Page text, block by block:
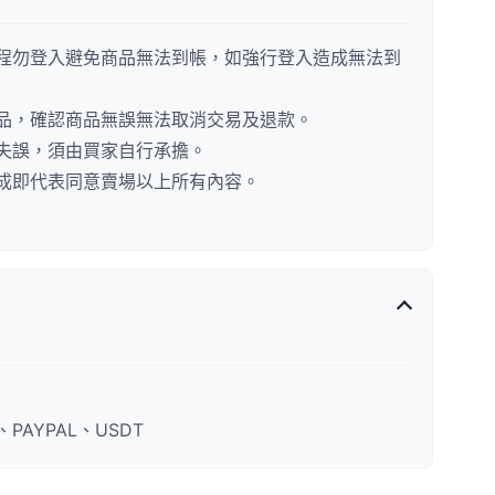
勿登入避免商品無法到帳，如強行登入造成無法到
，確認商品無誤無法取消交易及退款。
誤，須由買家自行承擔。
即代表同意賣場以上所有內容。
PAYPAL、USDT